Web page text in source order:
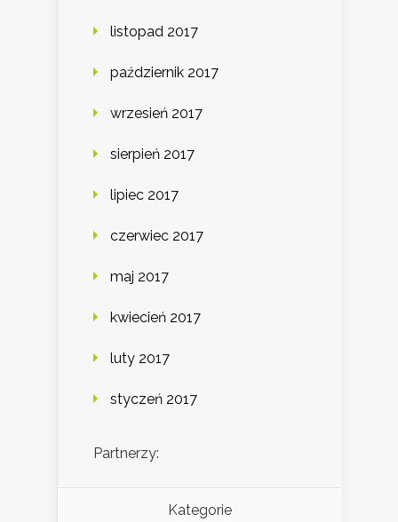
listopad 2017
październik 2017
wrzesień 2017
sierpień 2017
lipiec 2017
czerwiec 2017
maj 2017
kwiecień 2017
luty 2017
styczeń 2017
Partnerzy:
Kategorie